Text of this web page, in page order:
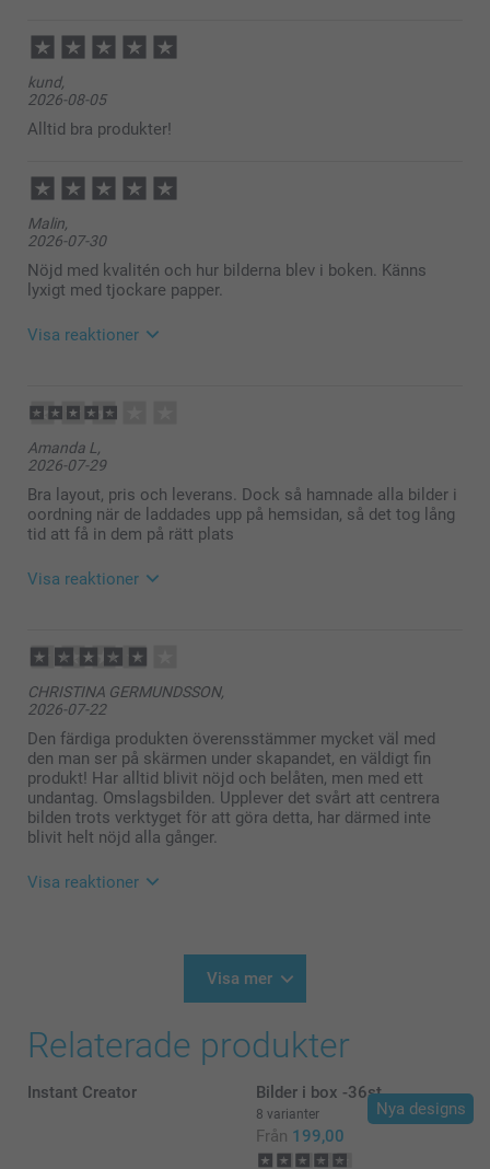
kund,
2026-08-05
Alltid bra produkter!
Malin,
2026-07-30
Nöjd med kvalitén och hur bilderna blev i boken. Känns
lyxigt med tjockare papper.
Visa reaktioner
12:13
Stort tack för dina ⭐️⭐️⭐️⭐️⭐️ och omdöme av våra
fotoböcker. Det är ett så fint sätt att samla ihop sina
minnen och skapa sin egen berättelse i bilder. Tack
för att du valt att beställa hos oss.
Soliga hälsningar
Kirsi @smartphoto
Amanda L,
2026-07-29
Bra layout, pris och leverans. Dock så hamnade alla bilder i
oordning när de laddades upp på hemsidan, så det tog lång
tid att få in dem på rätt plats
Visa reaktioner
12:12
Vad roligt att du blev nöjd med layouten, priset och
leveransen av din fotobok!
Samtidigt förstår vi verkligen att det blev
tidskrävande och frustrerande när bilderna hamnade
i oordning.
Vårt system sorterar automatiskt bilder efter datum,
förutsatt att datumet finns sparat i själva bildfilen (så
kallad EXIF-data). Om bilder exempelvis har sparats
systemet inte kan läsa av datumet korrekt.
Stort tack för din feedback och varmt välkommen
🩵-liga hälsningar,
Kirsi @smartphoto
CHRISTINA GERMUNDSSON,
2026-07-22
Den färdiga produkten överensstämmer mycket väl med
den man ser på skärmen under skapandet, en väldigt fin
produkt! Har alltid blivit nöjd och belåten, men med ett
undantag. Omslagsbilden. Upplever det svårt att centrera
bilden trots verktyget för att göra detta, har därmed inte
blivit helt nöjd alla gånger.
Visa reaktioner
dina fotoböcker och att slutresultatet lever upp till
förväntningarna – det värmer verkligen!
Samtidigt tackar vi ödmjukast för att du lyfter
problematiken med omslagsbilden och
centreringsverktyget. Det är precis den här typen av
feedback som hjälper oss att förbättra vår hemsida.
Visa mer
Relaterade produkter
Instant Creator
Nya designs
Bilder i box -36st
8 varianter
Från 199,00